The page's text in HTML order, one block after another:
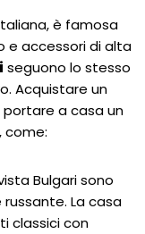
è famosa
e accessori di alta
seguono lo stesso
Acquistare un
portare a casa un
come:
Bulgari sono
La casa
classici con